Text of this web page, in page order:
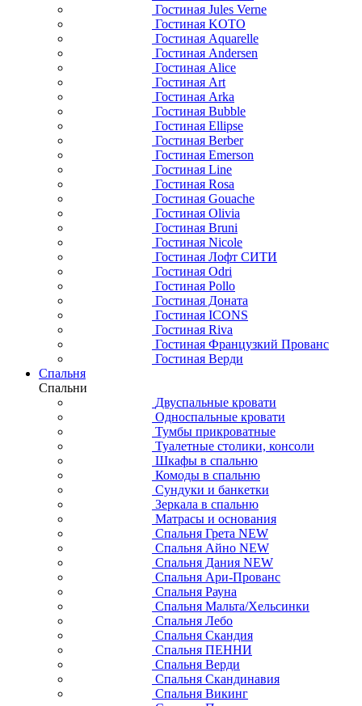
Гостиная Jules Verne
Гостиная KOTO
Гостиная Aquarelle
Гостиная Andersen
Гостиная Alice
Гостиная Art
Гостиная Arka
Гостиная Bubble
Гостиная Ellipse
Гостиная Berber
Гостиная Emerson
Гостиная Line
Гостиная Rosa
Гостиная Gouache
Гостиная Olivia
Гостиная Bruni
Гостиная Nicole
Гостиная Лофт СИТИ
Гостиная Odri
Гостиная Pollo
Гостиная Доната
Гостиная ICONS
Гостиная Riva
Гостиная Французкий Прованс
Гостиная Верди
Спальня
Спальни
Двуспальные кровати
Односпальные кровати
Тумбы прикроватные
Туалетные столики, консоли
Шкафы в спальню
Комоды в спальню
Сундуки и банкетки
Зеркала в спальню
Матрасы и основания
Спальня Грета NEW
Спальня Айно NEW
Спальня Дания NEW
Спальня Ари-Прованс
Спальня Рауна
Спальня Мальта/Хельсинки
Спальня Лебо
Спальня Скандия
Спальня ПЕННИ
Спальня Верди
Спальня Скандинавия
Спальня Викинг